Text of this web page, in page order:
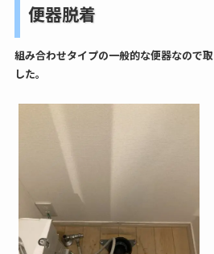
便器脱着
組み合わせタイプの一般的な便器なので
した。